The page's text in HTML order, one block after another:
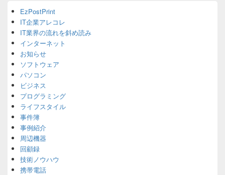
Sidebar
Widget
Area
EzPostPrint
IT企業アレコレ
IT業界の流れを斜め読み
インターネット
お知らせ
ソフトウェア
パソコン
ビジネス
プログラミング
ライフスタイル
事件簿
事例紹介
周辺機器
回顧録
技術ノウハウ
携帯電話